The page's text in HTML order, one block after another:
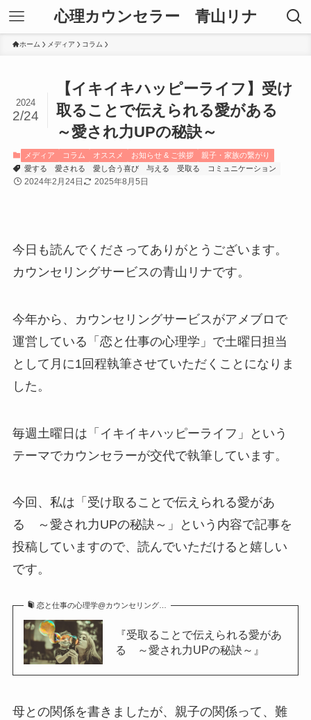
心理カウンセラー 青山リナ
ホーム メディア コラム
【イキイキハッピーライフ】受け
取ることで伝えられる愛がある
～愛され力UPの秘訣～
2024
2/24
メディア コラム オススメ お知らせ & ご挨拶
親子・家族の繋がり
愛する
愛される 愛し合う喜び 与える 受取る コミュニケーション
2024年2月24日 2025年8月5日
今日も読んでくださってありがとうございます。
カウンセリングサービスの青山リナです。
今年から、カウンセリングサービスがアメブロで
運営している「恋と仕事の心理学」で土曜日担当
として月に1回程執筆させていただくことになりま
した。
毎週土曜日は「イキイキハッピーライフ」という
テーマでカウンセラーが交代で執筆しています。
今回、私は「受け取ることで伝えられる愛があ
る ～愛され力UPの秘訣～」という内容で記事を
投稿していますので、読んでいただけると嬉しい
です。
恋と仕事の心理学@カウンセリング…
『受取ることで伝えられる愛があ
る ～愛され力UPの秘訣～』
母との関係を書きましたが、親子の関係って、難